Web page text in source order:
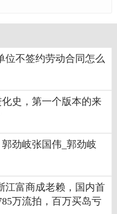
位不签约劳动合同怎么
史，第一个版本的来
劲岐张国伟_郭劲岐
江富商成老赖，国内首
万流拍，百万买岛亏